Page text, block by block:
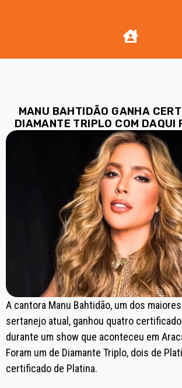
MANU BAHTIDÃO GANHA
DIAMANTE TRIPLO COM DAQUI
A cantora Manu Bahtidão, um dos
sertanejo atual, ganhou quatro
durante um show que aconteceu em
Foram um de Diamante Triplo, dois de
certificado de Platina.